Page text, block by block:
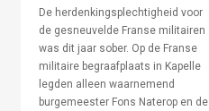
De herdenkingsplechtigheid voor
de gesneuvelde Franse militairen
was dit jaar sober. Op de Franse
militaire begraafplaats in Kapelle
legden alleen waarnemend
burgemeester Fons Naterop en de